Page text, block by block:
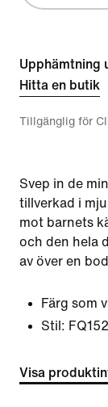
Upphämtning
Hitta en butik
Tillgänglig för
Svep in de
tillverkad i
mot barnets
och den hela
av över en
Färg som
Stil:
Visa